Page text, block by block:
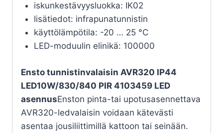
iskunkestävyysluokka: IK02
lisätiedot: infrapunatunnistin
käyttölämpötila: -20 … 25 °C
LED-moduulin elinikä: 100000
Ensto tunnistinvalaisin AVR320 IP44
LED10W/830/840 PIR 4103459 LED
asennusEnston pinta-tai upotusasennettava
AVR320-ledvalaisin voidaan kätevästi
asentaa jousiliittimillä kattoon tai seinään.